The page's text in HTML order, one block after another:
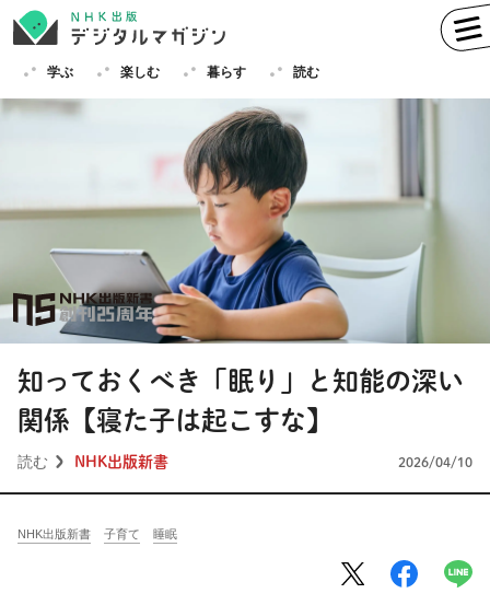
学ぶ 楽しむ 暮らす 読む
英語 フランス語
ドイツ語 イタリア語
スペイン語 ロシア語
その他
楽しむ
将棋 その他
暮らす
知っておくべき「眠り」と知能の深い
関係【寝た子は起こすな】
読む NHK出版新書 2026/04/10
NHK出版新書 子育て 睡眠